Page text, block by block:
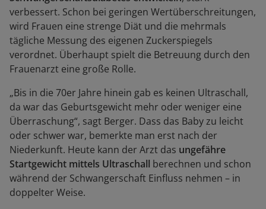
verbessert. Schon bei geringen Wertüberschreitungen,
wird Frauen eine strenge Diät und die mehrmals
tägliche Messung des eigenen Zuckerspiegels
verordnet. Überhaupt spielt die Betreuung durch den
Frauenarzt eine große Rolle.
„Bis in die 70er Jahre hinein gab es keinen Ultraschall,
da war das Geburtsgewicht mehr oder weniger eine
Überraschung“, sagt Berger. Dass das Baby zu leicht
oder schwer war, bemerkte man erst nach der
Niederkunft. Heute kann der Arzt das ungefähre
Startgewicht mittels Ultraschall berechnen und schon
während der Schwangerschaft Einfluss nehmen – in
doppelter Weise.